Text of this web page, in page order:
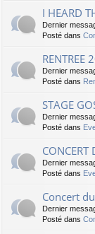
I HEARD
Dernier
Posté dans
RENTREE
Dernier
Posté dans
STAGE
Dernier
Posté dans
Dernier
Posté dans
Concert
Dernier
Posté dans